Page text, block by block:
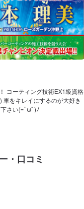
コーティング技術EX1級資格
車をキレイにするのが大好き
さい(=ﾟωﾟ)ﾉ
・口コミ